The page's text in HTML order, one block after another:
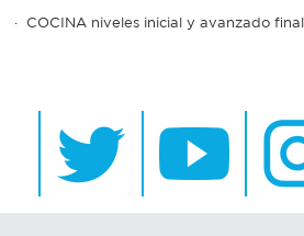
· COCINA niveles inicial y avanzado